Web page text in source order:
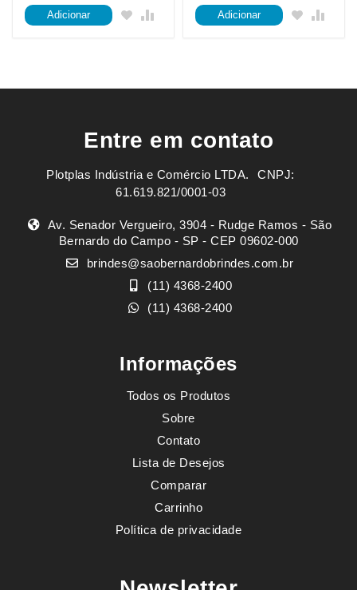
Adicionar Adicionar
Entre em contato
Plotplas Indústria e Comércio LTDA. ㅤㅤㅤ CNPJ:
61.619.821/0001-03
Av. Senador Vergueiro, 3904 - Rudge Ramos - São
Bernardo do Campo - SP - CEP 09602-000
brindes@saobernardobrindes.com.br
(11) 4368-2400
(11) 4368-2400
Informações
Todos os Produtos
Sobre
Contato
Lista de Desejos
Comparar
Carrinho
Política de privacidade